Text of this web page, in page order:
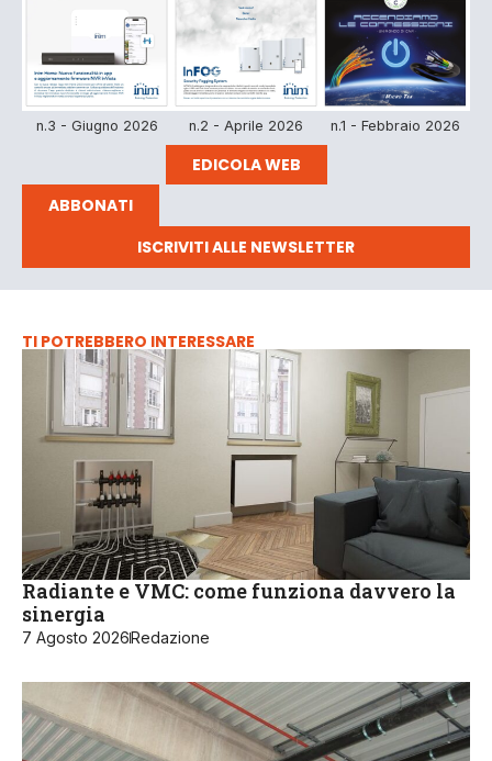
n.3 - Giugno 2026 n.2 - Aprile 2026 n.1 - Febbraio 2026
EDICOLA WEB
ABBONATI
ISCRIVITI ALLE NEWSLETTER
TI POTREBBERO INTERESSARE
Radiante e VMC: come funziona davvero la
sinergia
7 Agosto 2026 Redazione